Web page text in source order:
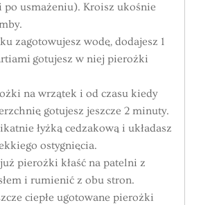
usmażeniu). Kroisz ukośnie
zagotowujesz wodę, dodajesz 1
gotujesz w niej pierożki
na wrzątek i od czasu kiedy
gotujesz jeszcze 2 minuty.
łyżką cedzakową i układasz
ostygnięcia.
pierożki kłaść na patelni z
i rumienić z obu stron.
ciepłe ugotowane pierożki